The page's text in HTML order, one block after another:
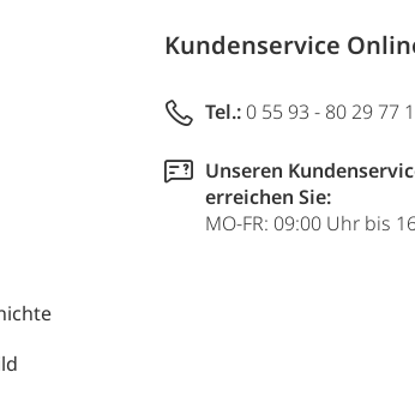
Kundenservice
Tel.: 0 55 93 - 80 29 77
Unseren
erreichen Sie:
MO-FR: 09:00 Uhr bis